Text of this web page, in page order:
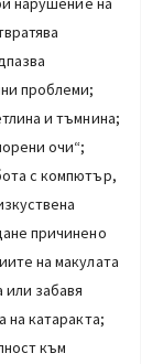
проблеми;
и тъмнина;
очи“;
с компютър,
причинено
на макулата
забавя
на катаракта;
към